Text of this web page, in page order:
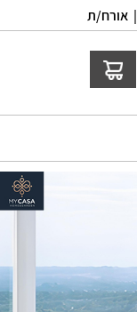
| אורח/ת